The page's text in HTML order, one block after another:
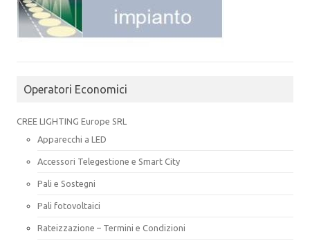
Operatori Economici
CREE LIGHTING Europe SRL
Apparecchi a LED
Accessori Telegestione e Smart City
Pali e Sostegni
Pali fotovoltaici
Rateizzazione – Termini e Condizioni